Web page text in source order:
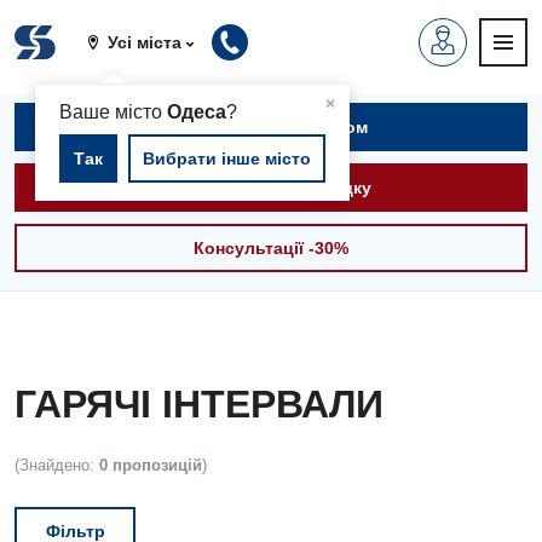
Усі міста
×
Ваше містоОдеса?
Так Вибрати інше місто
Записатися на прийом
Викликати швидку
Консультації -30%
ГАРЯЧІ ІНТЕРВАЛИ
(Знайдено: 0 пропозицій)
Фільтр